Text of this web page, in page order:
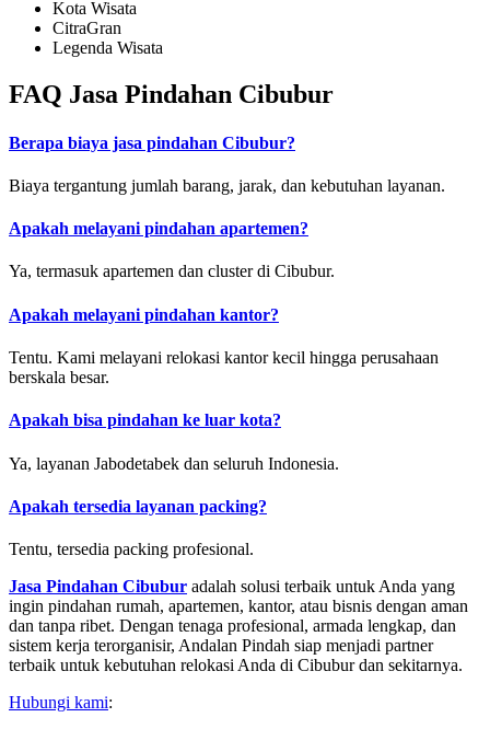
Kota Wisata
CitraGran
Legenda Wisata
FAQ Jasa Pindahan Cibubur
Berapa biaya jasa pindahan Cibubur?
Biaya tergantung jumlah barang, jarak, dan kebutuhan layanan.
Apakah melayani pindahan apartemen?
Ya, termasuk apartemen dan cluster di Cibubur.
Apakah melayani pindahan kantor?
Tentu. Kami melayani relokasi kantor kecil hingga perusahaan
berskala besar.
Apakah bisa pindahan ke luar kota?
Ya, layanan Jabodetabek dan seluruh Indonesia.
Apakah tersedia layanan packing?
Tentu, tersedia packing profesional.
Jasa Pindahan Cibubur adalah solusi terbaik untuk Anda yang
ingin pindahan rumah, apartemen, kantor, atau bisnis dengan aman
dan tanpa ribet. Dengan tenaga profesional, armada lengkap, dan
sistem kerja terorganisir, Andalan Pindah siap menjadi partner
terbaik untuk kebutuhan relokasi Anda di Cibubur dan sekitarnya.
Hubungi kami: